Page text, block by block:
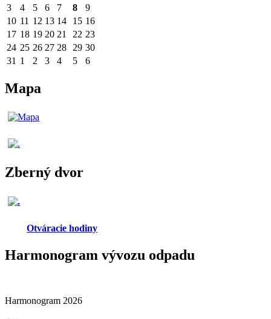
3
4 5 6 7 8
9
10 11 12 13 14 15 16
17 18 19 20 21 22 23
24 25 26 27 28 29 30
31 1 2 3 4 5 6
Mapa
Zberný dvor
Otváracie hodiny
Harmonogram vývozu odpadu
Harmonogram 2026